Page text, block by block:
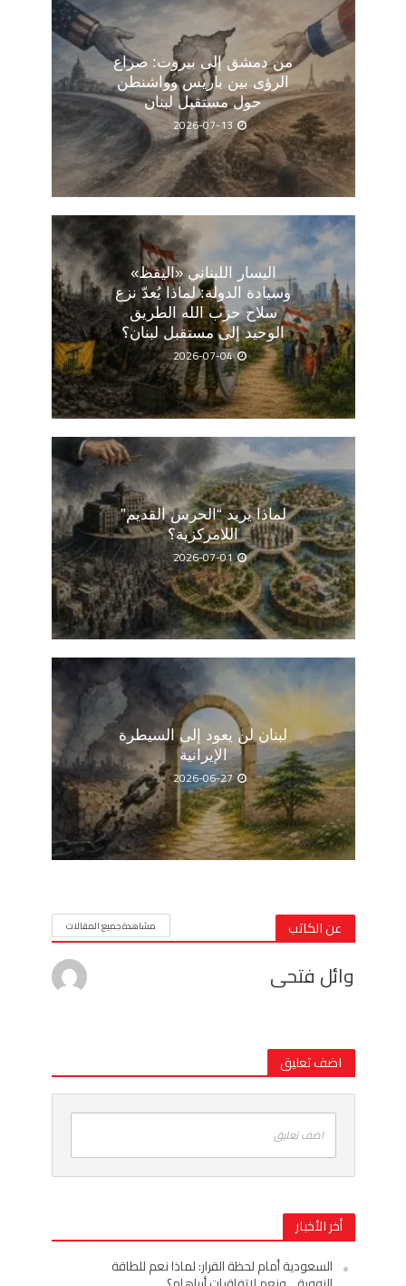
من دمشق إلى بيروت: صراع
الرؤى بين باريس وواشنطن
حول مستقبل لبنان
2026-07-13
اليسار اللبناني «اليقظ»
وسيادة الدولة: لماذا يُعدّ نزع
سلاح حزب الله الطريق
الوحيد إلى مستقبل لبنان؟
2026-07-04
لماذا يريد “الحرس القديم”
اللامركزية؟
2026-07-01
لبنان لن يعود إلى السيطرة
الإيرانية
2026-06-27
عن الكاتب مشاهدة جميع المقالات
وائل فتحى
اضف تعليق
اضف تعليق
أخر الأخبار
السعودية أمام لحظة القرار: لماذا نعم للطاقة